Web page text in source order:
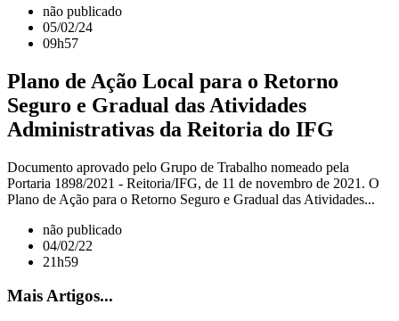
não publicado
05/02/24
09h57
Plano de Ação Local para o Retorno
Seguro e Gradual das Atividades
Administrativas da Reitoria do IFG
Documento aprovado pelo Grupo de Trabalho nomeado pela
Portaria 1898/2021 - Reitoria/IFG, de 11 de novembro de 2021. O
Plano de Ação para o Retorno Seguro e Gradual das Atividades...
não publicado
04/02/22
21h59
Mais Artigos...